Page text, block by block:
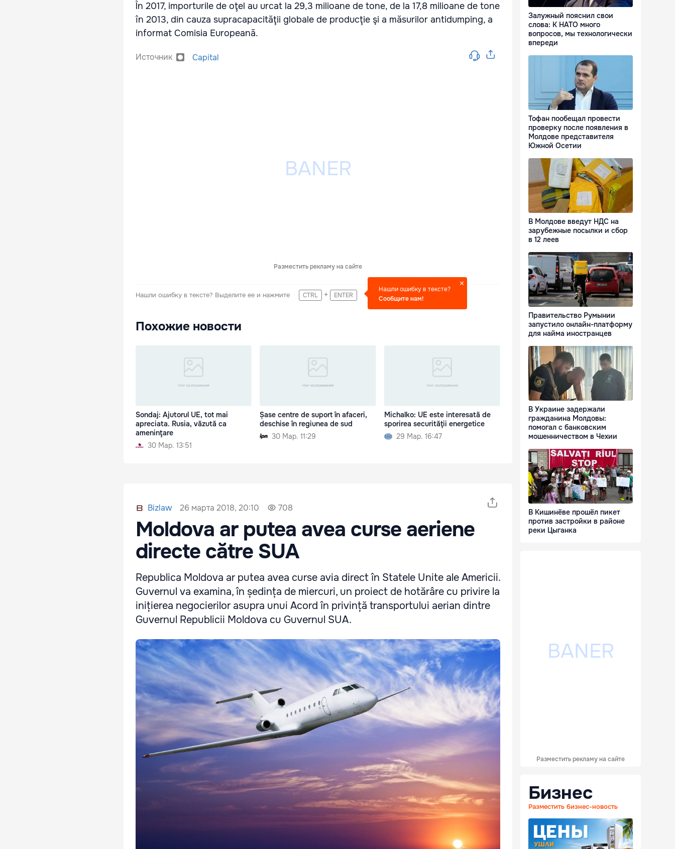
În 2017, importurile de oţel au urcat la 29,3 milioane de tone, de la 17,8 milioane de tone
în 2013, din cauza supracapacităţii globale de producţie şi a măsurilor antidumping, a
informat Comisia Europeană.
Источник Capital
Разместить рекламу на сайте
Нашли ошибку в тексте? Выделите ее и нажмите CTRL + ENTER
Нашли ошибку в тексте?
Сообщите нам!
Похожие новости
Sondaj: Ajutorul UE, tot mai
apreciata. Rusia, văzută ca
ameninţare
30 Мар. 13:51
Șase centre de suport în afaceri,
deschise în regiunea de sud
30 Мар. 11:29
Michalko: UE este interesată de
sporirea securităţii energetice
29 Мар. 16:47
Bizlaw 26 марта 2018, 20:10 708
Moldova ar putea avea curse aeriene
directe către SUA
Republica Moldova ar putea avea curse avia direct în Statele Unite ale Americii.
Guvernul va examina, în ședința de miercuri, un proiect de hotărâre cu privire la
inițierea negocierilor asupra unui Acord în privință transportului aerian dintre
Guvernul Republicii Moldova cu Guvernul SUA.
Залужный пояснил свои
слова: К НАТО много
вопросов, мы технологически
впереди
Тофан пообещал провести
проверку после появления в
Молдове представителя
Южной Осетии
В Молдове введут НДС на
зарубежные посылки и сбор
в 12 леев
Правительство Румынии
запустило онлайн-платформу
для найма иностранцев
В Украине задержали
гражданина Молдовы:
помогал с банковским
мошенничеством в Чехии
В Кишинёве прошёл пикет
против застройки в районе
реки Цыганка
Разместить рекламу на сайте
Бизнес
Разместить бизнес-новость